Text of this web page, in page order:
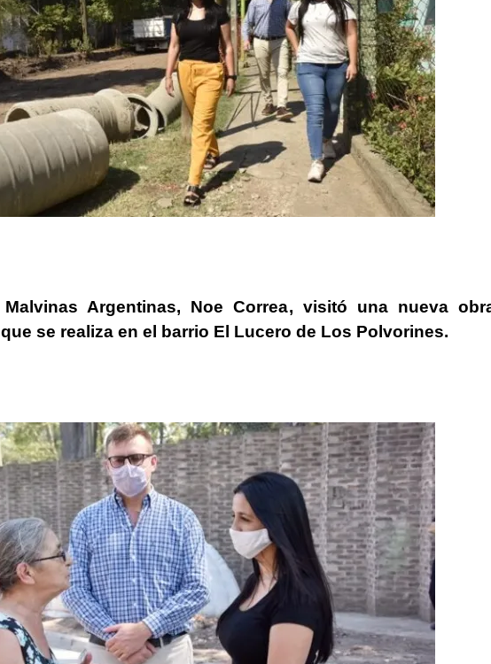
Malvinas Argentinas, Noe Correa, visitó una nueva
que se realiza en el barrio El Lucero de Los Polvorines.